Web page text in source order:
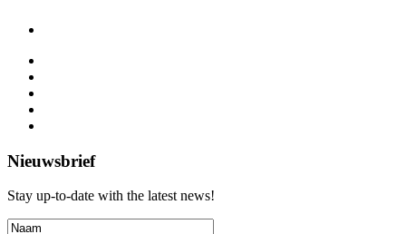
Nieuwsbrief
Stay up-to-date with the latest news!